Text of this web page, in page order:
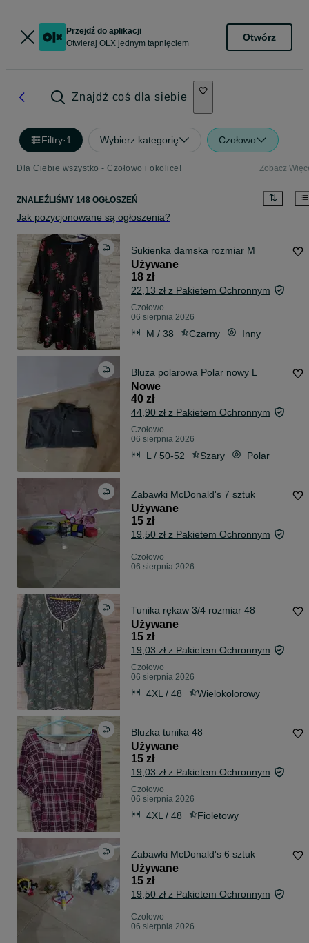
Przejdź do aplikacji
Otwieraj OLX jednym tapnięciem
Otwórz
Znajdź coś dla siebie
Filtry·1 Wybierz kategorię Czołowo
Dla Ciebie wszystko - Czołowo i okolice! Zobacz
ZNALEŹLIŚMY 148 OGŁOSZEŃ
Jak pozycjonowane są ogłoszenia?
Sukienka damska rozmiar M
Używane
18 zł
22,13 zł z Pakietem Ochronnym
Czołowo
06 sierpnia 2026
M / 38 Czarny Inny
Bluza polarowa Polar nowy L
Nowe
40 zł
44,90 zł z Pakietem Ochronnym
Czołowo
06 sierpnia 2026
L / 50-52 Szary Polar
Zabawki McDonald's 7 sztuk
Używane
15 zł
19,50 zł z Pakietem Ochronnym
Czołowo
06 sierpnia 2026
Tunika rękaw 3/4 rozmiar 48
Używane
15 zł
19,03 zł z Pakietem Ochronnym
Czołowo
06 sierpnia 2026
4XL / 48 Wielokolorowy
Bluzka tunika 48
Używane
15 zł
19,03 zł z Pakietem Ochronnym
Czołowo
06 sierpnia 2026
4XL / 48 Fioletowy
Zabawki McDonald's 6 sztuk
Używane
15 zł
19,50 zł z Pakietem Ochronnym
Czołowo
06 sierpnia 2026